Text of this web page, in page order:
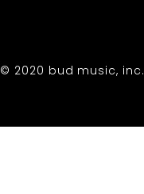
© 2020 bud music, inc.